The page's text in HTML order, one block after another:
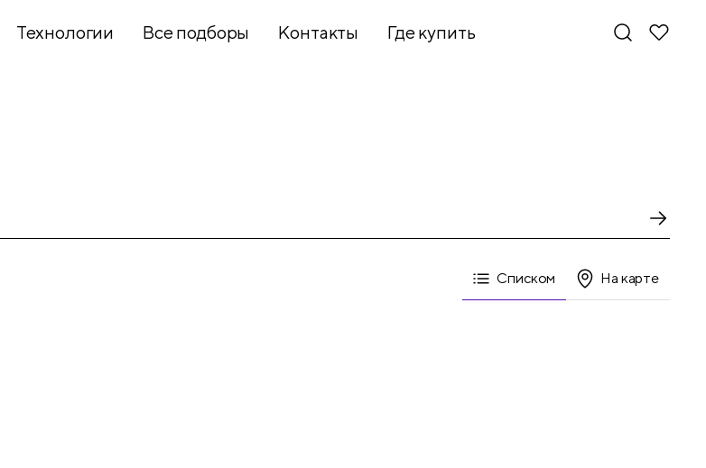
оборудование
Технологии Все подборы Контакты Где купить
Списком На карте